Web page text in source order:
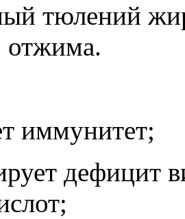
тюлений
отжима.
иммунитет;